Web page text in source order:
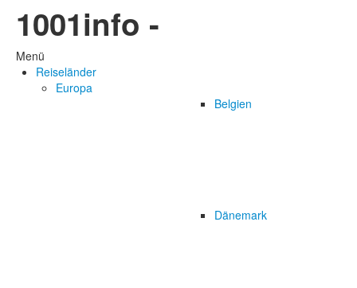
1001info -
Menü
Reiseländer
Europa
Belgien
Dänemark